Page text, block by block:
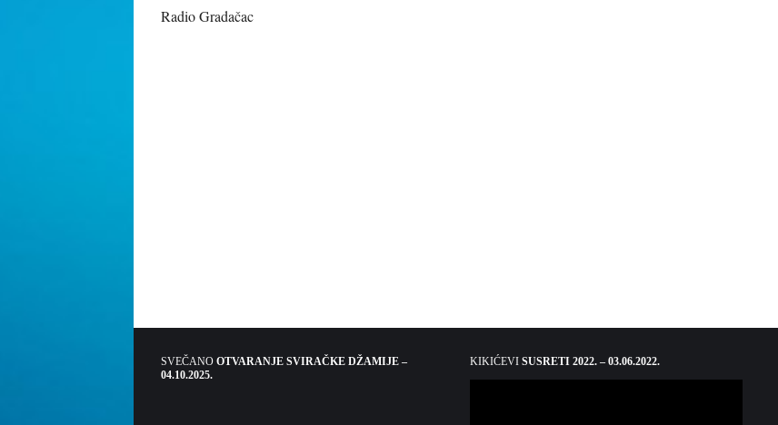
Radio Gradačac
SVEČANO OTVARANJE SVIRAČKE DŽAMIJE –
04.10.2025.
KIKIĆEVI SUSRETI 2022. – 03.06.2022.